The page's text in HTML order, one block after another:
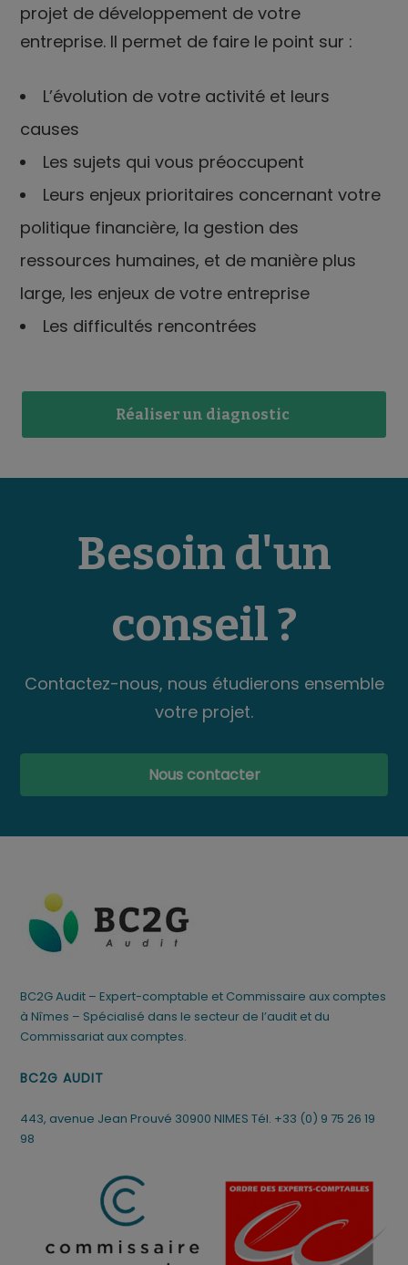
projet de développement de votre
entreprise. Il permet de faire le point sur :
L’évolution de votre activité et leurs
causes
Les sujets qui vous préoccupent
Leurs enjeux prioritaires concernant votre
politique financière, la gestion des
ressources humaines, et de manière plus
large, les enjeux de votre entreprise
Les difficultés rencontrées
Réaliser un diagnostic
Besoin d'un
conseil ?
Contactez-nous, nous étudierons ensemble
votre projet.
Nous contacter
BC2G Audit – Expert-comptable et Commissaire aux comptes
à Nîmes – Spécialisé dans le secteur de l’audit et du
Commissariat aux comptes.
BC2G AUDIT
443, avenue Jean Prouvé 30900 NIMES Tél. +33 (0) 9 75 26 19
98